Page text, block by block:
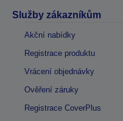
Služby zákazníkům
Akční nabídky
Registrace produktu
Vrácení objednávky
Ověření záruky
Registrace CoverPlus